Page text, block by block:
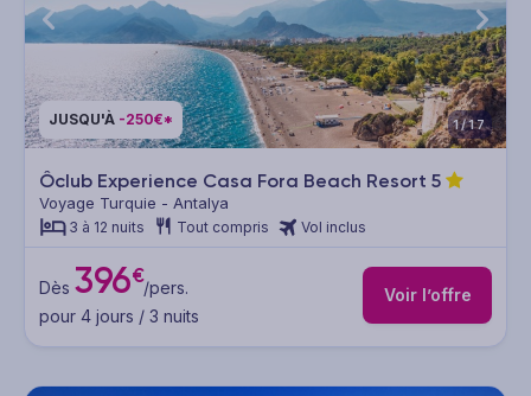
JUSQU'À -250€* 1/17
Ôclub Experience Casa Fora Beach Resort 5
Voyage Turquie - Antalya
3 à 12 nuits Tout compris Vol inclus
Dès 396€/pers.
pour 4 jours / 3 nuits
Voir l’offre